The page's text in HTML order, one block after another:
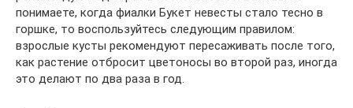
понимаете, когда фиалки Букет невесты стало тесно в
горшке, то воспользуйтесь следующим правилом:
взрослые кусты рекомендуют пересаживать после того,
как растение отбросит цветоносы во второй раз, иногда
это делают по два раза в год.